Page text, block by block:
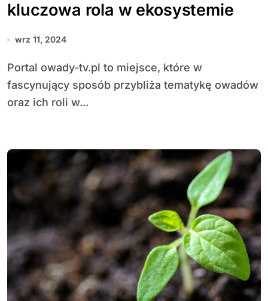
kluczowa rola w ekosystemie
wrz 11, 2024
Portal owady-tv.pl to miejsce, które w
fascynujący sposób przybliża tematykę owadów
oraz ich roli w...